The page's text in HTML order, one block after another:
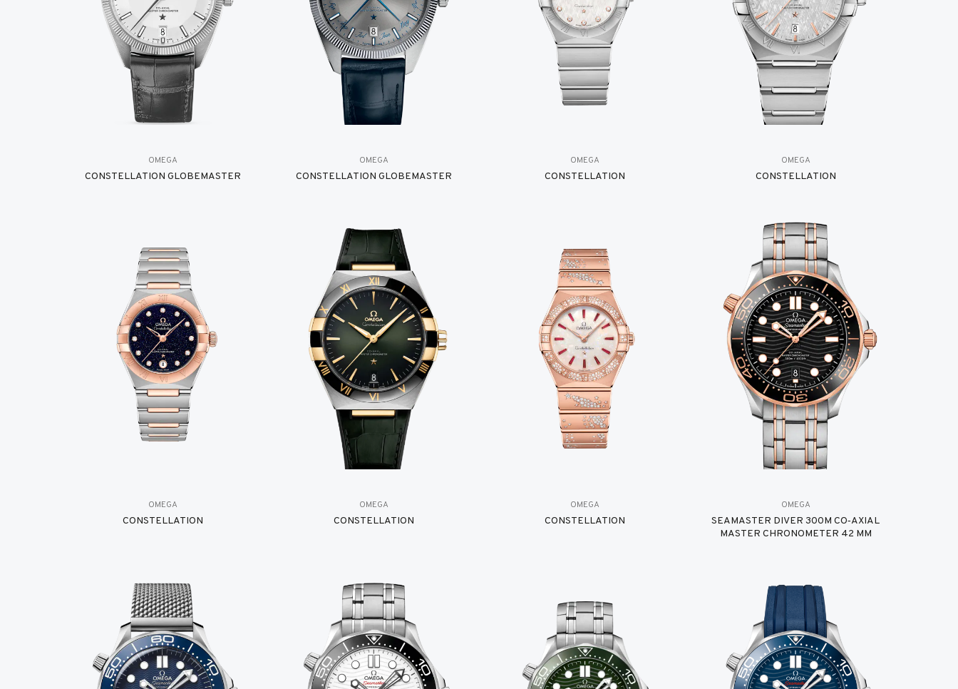
OMEGA
CONSTELLATION GLOBEMASTER
OMEGA
CONSTELLATION GLOBEMASTER
OMEGA
CONSTELLATION
OMEGA
CONSTELLATION
OMEGA
CONSTELLATION
OMEGA
CONSTELLATION
OMEGA
CONSTELLATION
OMEGA
SEAMASTER DIVER 300M CO‑AXIAL
MASTER CHRONOMETER 42 MM